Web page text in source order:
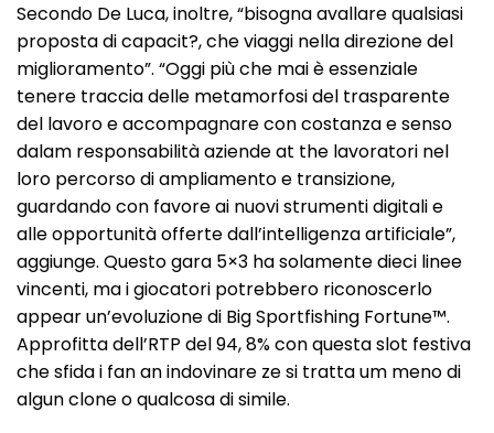
Secondo De Luca, inoltre, “bisogna avallare qualsiasi
proposta di capacit?, che viaggi nella direzione del
miglioramento”. “Oggi più che mai è essenziale
tenere traccia delle metamorfosi del trasparente
del lavoro e accompagnare con costanza e senso
dalam responsabilità aziende at the lavoratori nel
loro percorso di ampliamento e transizione,
guardando con favore ai nuovi strumenti digitali e
alle opportunità offerte dall’intelligenza artificiale”,
aggiunge. Questo gara 5×3 ha solamente dieci linee
vincenti, ma i giocatori potrebbero riconoscerlo
appear un’evoluzione di Big Sportfishing Fortune™.
Approfitta dell’RTP del 94, 8% con questa slot festiva
che sfida i fan an indovinare ze si tratta um meno di
algun clone o qualcosa di simile.